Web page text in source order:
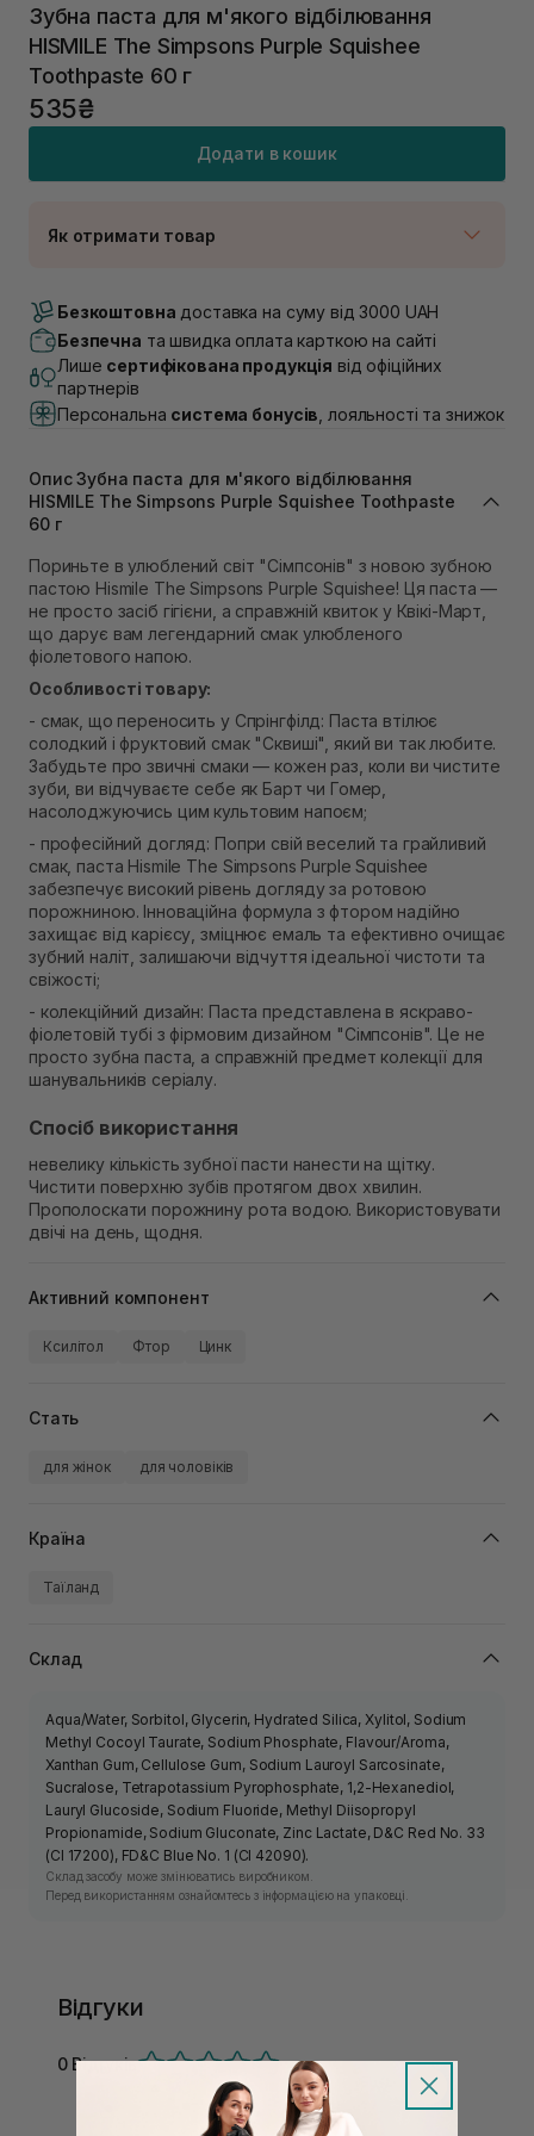
Зубна паста для м'якого відбілювання
HISMILE The Simpsons Purple Squishee
Toothpaste 60 г
535₴
Додати в кошик
Як отримати товар
В наявності
Самовивіз м. Луцьк, вул. Винниченка 4
В наявності
Самовивіз м. Львів, вул. Академіка Підстригача, 1В
(Duck’s Lake)
Немає в наявності!
В наявності
Самовивіз м. Львів, вул. Степана Бандери 45
В наявності
Самовивіз м. Рівне, вул. Кулика і Гудачека 23 (ТЦ
Екватор)
В наявності
Безкоштовна доставка на суму від 3000 UAH
Безпечна та швидка оплата карткою на сайті
Лише сертифікована продукція від офіційних
партнерів
Персональна система бонусів , лояльності та знижок
Опис Зубна паста для м'якого відбілювання
HISMILE The Simpsons Purple Squishee Toothpaste
60 г
Пориньте в улюблений світ "Сімпсонів" з новою зубною
пастою Hismile The Simpsons Purple Squishee! Ця паста —
не просто засіб гігієни, а справжній квиток у Квікі-Март,
що дарує вам легендарний смак улюбленого
фіолетового напою.
Особливості товару:
- смак, що переносить у Спрінгфілд: Паста втілює
солодкий і фруктовий смак "Сквиші", який ви так любите.
Забудьте про звичні смаки — кожен раз, коли ви чистите
зуби, ви відчуваєте себе як Барт чи Гомер,
насолоджуючись цим культовим напоєм;
- професійний догляд: Попри свій веселий та грайливий
смак, паста Hismile The Simpsons Purple Squishee
забезпечує високий рівень догляду за ротовою
порожниною. Інноваційна формула з фтором надійно
захищає від карієсу, зміцнює емаль та ефективно очищає
зубний наліт, залишаючи відчуття ідеальної чистоти та
свіжості;
- колекційний дизайн: Паста представлена в яскраво-
фіолетовій тубі з фірмовим дизайном "Сімпсонів". Це не
просто зубна паста, а справжній предмет колекції для
шанувальників серіалу.
Спосіб використання
невелику кількість зубної пасти нанести на щітку.
Чистити поверхню зубів протягом двох хвилин.
Прополоскати порожнину рота водою. Використовувати
двічі на день, щодня.
Активний компонент
Ксилітол Фтор Цинк
Стать
для жінок для чоловіків
Країна
Таїланд
Склад
Aqua/Water, Sorbitol, Glycerin, Hydrated Silica, Xylitol, Sodium
Methyl Cocoyl Taurate, Sodium Phosphate, Flavour/Aroma,
Xanthan Gum, Cellulose Gum, Sodium Lauroyl Sarcosinate,
Sucralose, Tetrapotassium Pyrophosphate, 1,2-Hexanediol,
Lauryl Glucoside, Sodium Fluoride, Methyl Diisopropyl
Propionamide, Sodium Gluconate, Zinc Lactate, D&C Red No. 33
(CI 17200), FD&C Blue No. 1 (CI 42090).
Склад засобу може змінюватись виробником.
Перед використанням ознайомтесь з інформацією на упаковці.
Відгуки
0 Відгуків